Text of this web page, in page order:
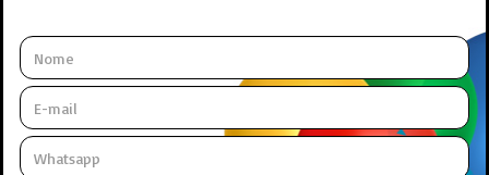
DEPARTAMENTOS INFORMAÇÕES
Compra Atual